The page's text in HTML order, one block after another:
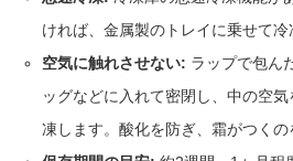
ければ、金属製のトレイに乗せて冷
空気に触れさせない: ラップで包ん
ッグなどに入れて密閉し、中の空
凍します。酸化を防ぎ、霜がつくの